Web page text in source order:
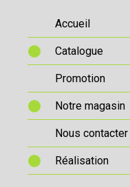
Accueil
Catalogue
Promotion
Notre magasin
Nous contacter
Réalisation